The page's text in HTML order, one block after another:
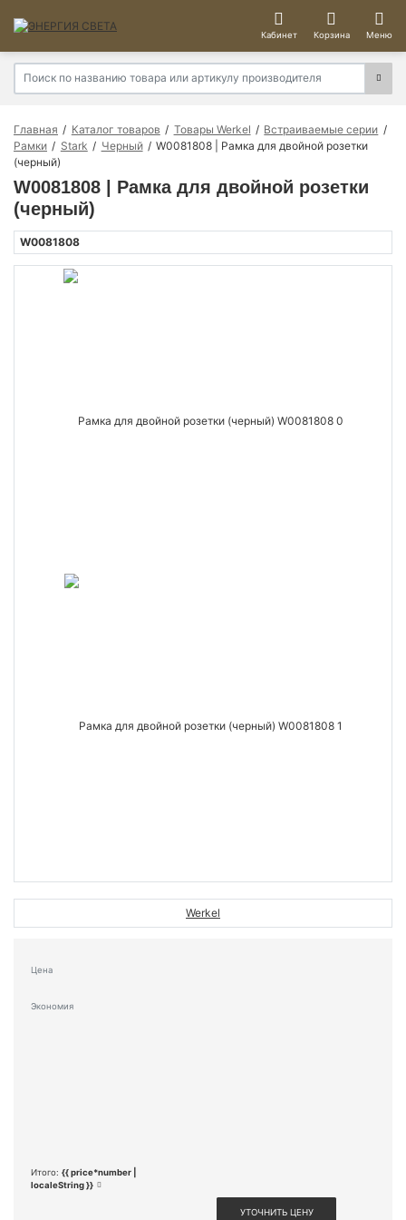
Кабинет Корзина Меню
Главная Каталог товаров Товары Werkel
Встраиваемые серии
Рамки
Stark Черный
W0081808 | Рамка для двойной розетки
(черный)
W0081808 | Рамка для двойной розетки
(черный)
W0081808
Werkel
Цена
Экономия
Итого: {{ price*number |
localeString }}
УТОЧНИТЬ ЦЕНУ